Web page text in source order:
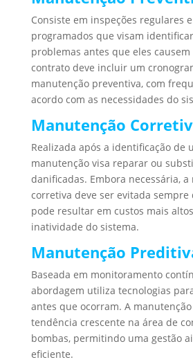
Consiste em inspeções regulares
programados que visam
problemas antes que eles
contrato deve incluir um
manutenção preventiva, com
acordo com as necessidades do
Manutenção
Realizada após a identificação de
manutenção visa reparar ou
danificadas. Embora necessária,
corretiva deve ser evitada sempre
pode resultar em custos mais
inatividade do sistema.
Manutenção
Baseada em monitoramento
abordagem utiliza tecnologias
antes que ocorram. A
tendência crescente na área de
bombas, permitindo uma gestão
eficiente.